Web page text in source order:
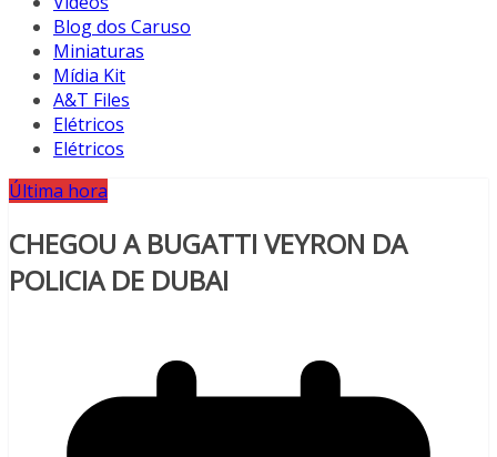
Blog dos Caruso
Miniaturas
Mídia Kit
A&T Files
Elétricos
Elétricos
Última hora
CHEGOU A BUGATTI VEYRON DA
POLICIA DE DUBAI